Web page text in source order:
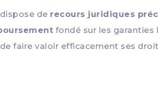
dispose de recours juridiques
fondé sur les garanties
faire valoir efficacement ses